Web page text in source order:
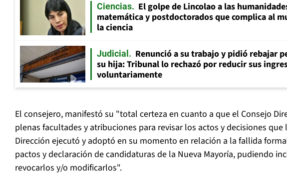
Ciencias
El golpe de Lincolao a las
matemática y postdoctorados que complica al
la ciencia
Judicial
Renunció a su trabajo y pidió rebajar
su hija: Tribunal lo rechazó por reducir sus
voluntariamente
El consejero, manifestó su "total certeza en cuanto a que el Consejo
plenas facultades y atribuciones para revisar los actos y decisiones que
Dirección ejecutó y adoptó en su momento en relación a la fallida
pactos y declaración de candidaturas de la Nueva Mayoría, pudiendo
revocarlos y/o modificarlos".